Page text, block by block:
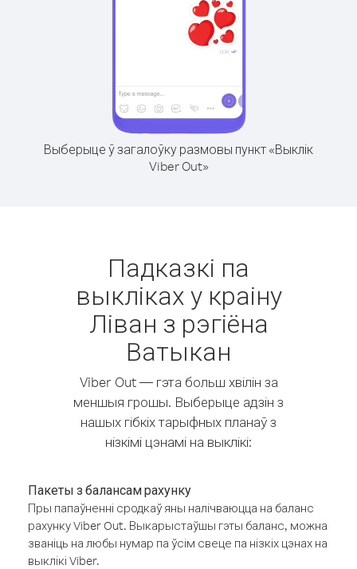
Выберыце ў загалоўку размовы пункт «Выклік
Viber Out»
Падказкі па
выкліках у краіну
Ліван з рэгіёна
Ватыкан
Viber Out — гэта больш хвілін за
меншыя грошы. Выберыце адзін з
нашых гібкіх тарыфных планаў з
нізкімі цэнамі на выклікі:
Пакеты з балансам рахунку
Пры папаўненні сродкаў яны налічваюцца на баланс
рахунку Viber Out. Выкарыстаўшы гэты баланс, можна
званіць на любы нумар па ўсім свеце па нізкіх цэнах на
выклікі Viber.